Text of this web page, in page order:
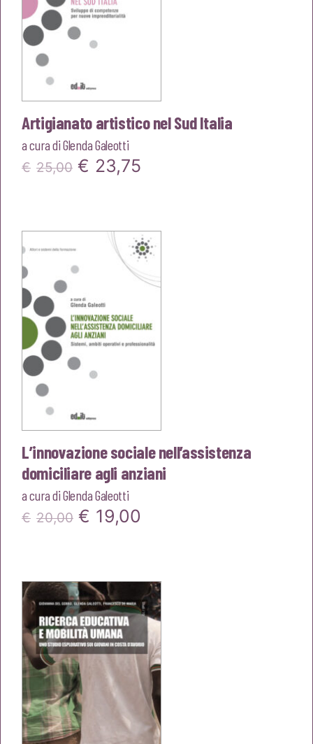
Artigianato artistico nel Sud Italia
a cura diGlenda Galeotti
€ 25,00 Il
€25,00.
€ 23,75
è:
€23,75.
L’innovazione sociale nell’assistenza
domiciliare agli anziani
a cura diGlenda Galeotti
€ 20,00 Il
era:
€20,00.
€ 19,00
è:
€19,00.